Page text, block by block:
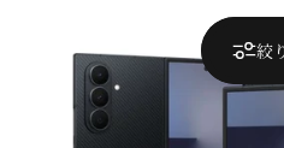
絞